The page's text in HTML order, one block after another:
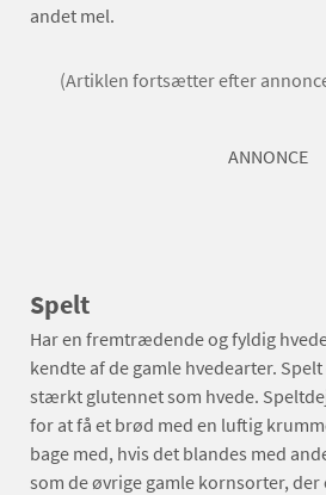
andet mel.
(Artiklen fortsætter efter
ANNONCE
Spelt
Har en fremtrædende og fyldig
kendte af de gamle hvedearter.
stærkt glutennet som hvede.
for at få et brød med en luftig
bage med, hvis det blandes med
som de øvrige gamle kornsorter, der